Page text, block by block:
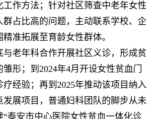
工作方法；针对社区筛查中老年女性
群占比高的问题，主动联系学校、企
准拓展至育龄女性群体。
与老年科合作开展社区义诊，形成贫
形；到2024年4月开设女性贫血门
经验；再到2025年推动该项目纳入
发展项目，普通妇科团队的脚步从未
“泰安市中心医院女性贫血一体化诊